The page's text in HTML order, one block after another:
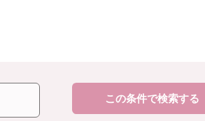
この条件で検索する